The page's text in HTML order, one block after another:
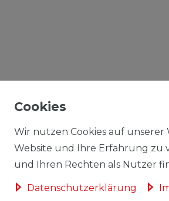
Cookies
Wir nutzen Cookies auf unserer
Website und Ihre Erfahrung zu
und Ihren Rechten als Nutzer
Daten­schutz­erklärung